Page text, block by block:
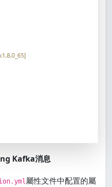
>
>spring-boot-starter-test
Kafka消息
屬性文件中配置的屬